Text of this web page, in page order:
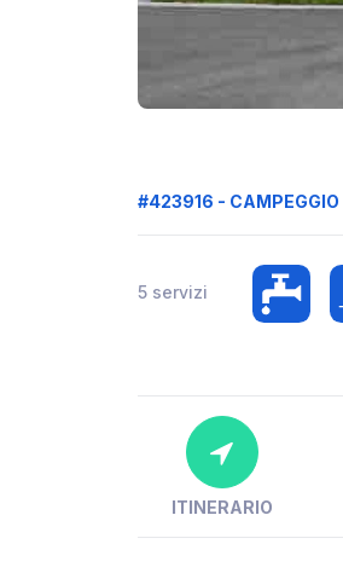
#423916 - CAMPEGGIO
5 servizi
ITINERARIO